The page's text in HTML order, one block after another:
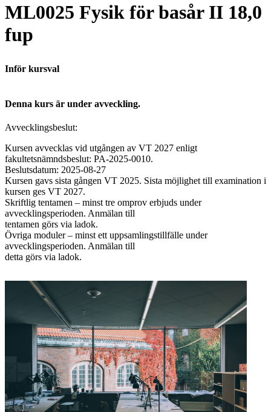
ML0025 Fysik för basår II 18,0
fup
Inför kursval
Denna kurs är under avveckling.
Avvecklingsbeslut:
Kursen avvecklas vid utgången av VT 2027 enligt
fakultetsnämndsbeslut: PA-2025-0010.
Beslutsdatum: 2025-08-27
Kursen gavs sista gången VT 2025. Sista möjlighet till examination i
kursen ges VT 2027.
Skriftlig tentamen – minst tre omprov erbjuds under
avvecklingsperioden. Anmälan till
tentamen görs via ladok.
Övriga moduler – minst ett uppsamlingstillfälle under
avvecklingsperioden. Anmälan till
detta görs via ladok.